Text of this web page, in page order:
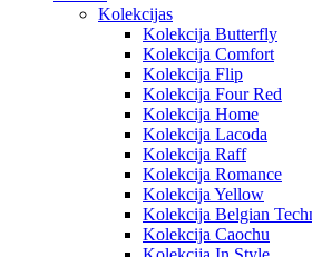
Kolekcijas
Kolekcija Butterfly
Kolekcija Comfort
Kolekcija Flip
Kolekcija Four Red
Kolekcija Home
Kolekcija Lacoda
Kolekcija Raff
Kolekcija Romance
Kolekcija Yellow
Kolekcija Belgian
Kolekcija Caochu